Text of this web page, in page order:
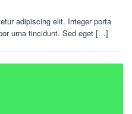
adipiscing elit. Integer porta
urna tincidunt. Sed eget […]